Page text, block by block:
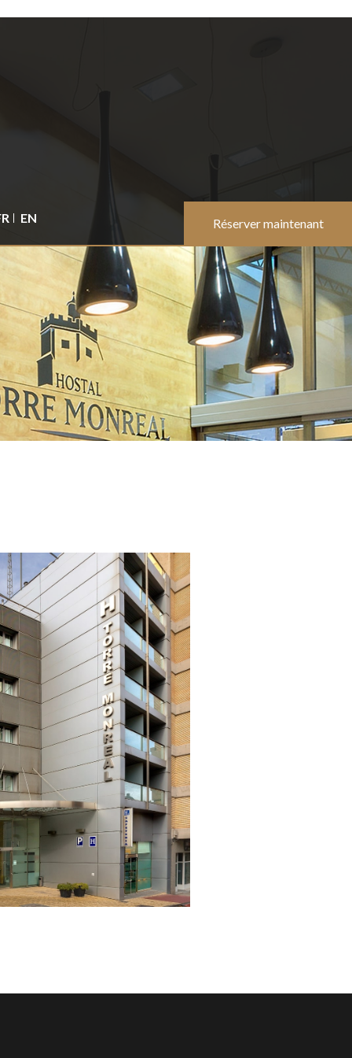
EN Réserver maintenant